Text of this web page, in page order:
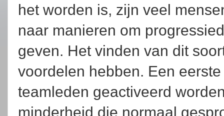
het worden is, zijn veel
naar manieren om
geven. Het vinden van dit
voordelen hebben. Een
teamleden geactiveerd
minderheid die normaal